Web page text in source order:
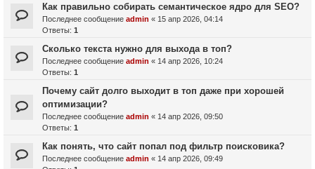
Как правильно собирать семантическое ядро для SEO?
Последнее сообщение admin « 15 апр 2026, 04:14
Ответы: 1
Сколько текста нужно для выхода в топ?
Последнее сообщение admin « 14 апр 2026, 10:24
Ответы: 1
Почему сайт долго выходит в топ даже при хорошей
оптимизации?
Последнее сообщение admin « 14 апр 2026, 09:50
Ответы: 1
Как понять, что сайт попал под фильтр поисковика?
Последнее сообщение admin « 14 апр 2026, 09:49